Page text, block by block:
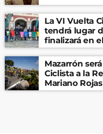
La VI Vuelta
tendrá lugar
finalizará en
Mazarrón
Ciclista a la
Mariano Rojas